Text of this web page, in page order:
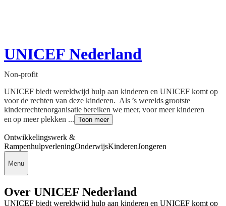
UNICEF Nederland
Non-profit
UNICEF biedt wereldwijd hulp aan kinderen en UNICEF komt op
voor de rechten van deze kinderen. Als ’s werelds grootste
kinderrechtenorganisatie bereiken we meer, voor meer kinderen
en op meer plekken ... Toon meer
Ontwikkelingswerk &
RampenhulpverleningOnderwijsKinderenJongeren
Menu
Over UNICEF Nederland
UNICEF biedt wereldwijd hulp aan kinderen en UNICEF komt op